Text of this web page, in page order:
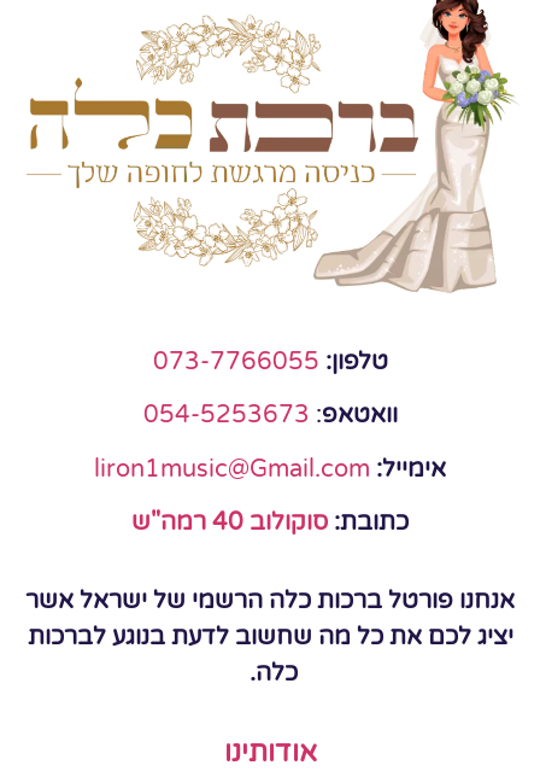
טלפון: 073-7766055
וואטאפ:
054-5253673
אימייל: liron1music@Gmail.com
כתובת: סוקולוב 40 רמה"ש
אנחנו פורטל ברכות כלה הרשמי של ישראל אשר
יציג לכם את כל מה שחשוב לדעת בנוגע לברכות
כלה.
אודותינו